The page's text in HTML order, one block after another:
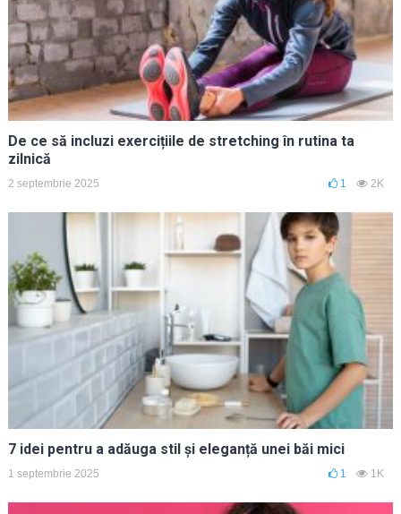
De ce să incluzi exercițiile de stretching în rutina ta
zilnică
2 septembrie 2025 1 2K
7 idei pentru a adăuga stil și eleganță unei băi mici
1 septembrie 2025 1 1K